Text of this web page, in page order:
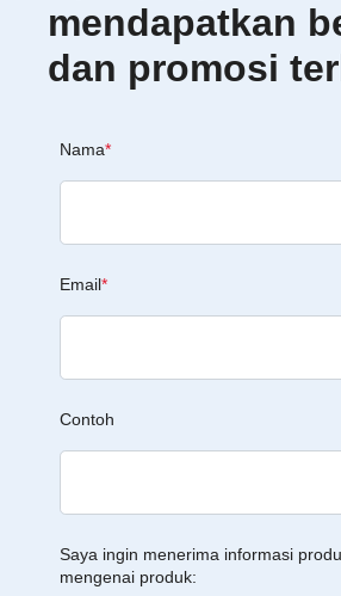
mendapatkan
dan promosi
Nama*
Email*
Contoh
Saya ingin menerima informasi
mengenai produk: